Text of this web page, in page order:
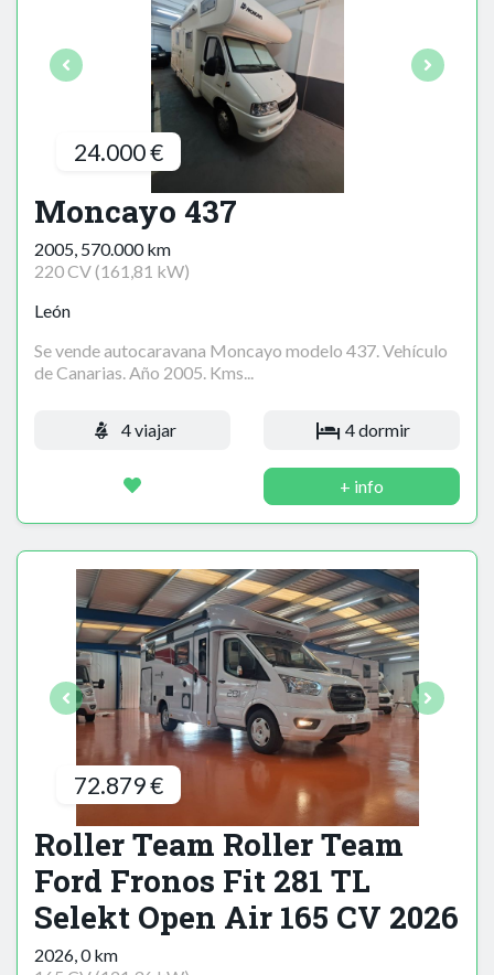
24.000 €
Moncayo 437
2005, 570.000 km
220 CV (161,81 kW)
León
Se vende autocaravana Moncayo modelo 437. Vehículo
de Canarias. Año 2005. Kms...
4 viajar 4 dormir
+ info
72.879 €
Roller Team Roller Team
Ford Fronos Fit 281 TL
Selekt Open Air 165 CV 2026
2026, 0 km